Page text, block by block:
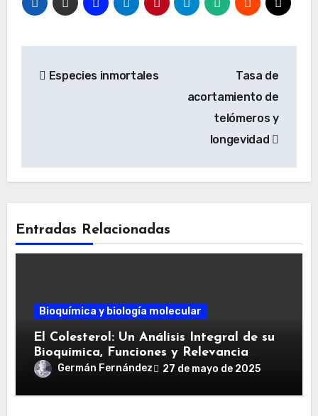
Especies inmortales
Tasa de
acortamiento de
telómeros y
longevidad
Entradas Relacionadas
Bioquímica y biología molecular
El Colesterol: Un Análisis Integral de su
Bioquímica, Funciones y Relevancia
ClínicaGermán Fernández 27 de mayo de 2025